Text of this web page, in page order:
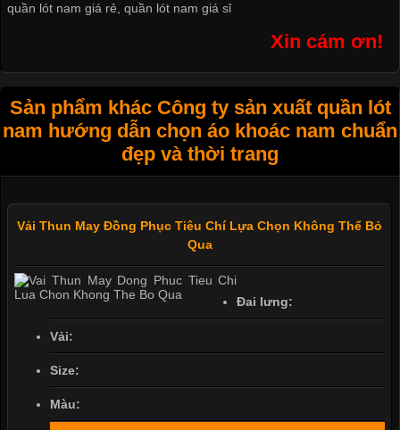
quần lót nam giá rẻ,quần lót nam giá sỉ
Xin cám ơn!
Sản phẩm khác Công ty sản xuất quần lót
nam hướng dẫn chọn áo khoác nam chuẩn
đẹp và thời trang
Vải Thun May Đồng Phục Tiêu Chí Lựa Chọn Không Thể Bỏ
Qua
Đai lưng:
Vải:
Size:
Màu: